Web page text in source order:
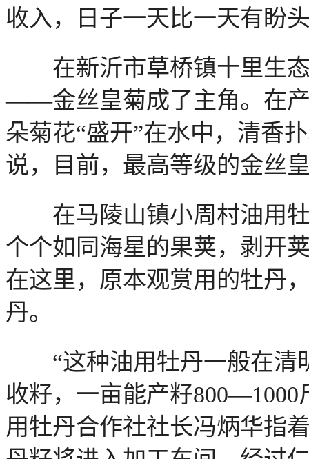
收入，日子一天比一天有盼
在新沂市草桥镇十里生态
——金丝皇菊成了主角。在
朵菊花“盛开”在水中，清香
说，目前，最高等级的金丝
在马陵山镇小周村油用牡
个个如同海星的果荚，剥开
在这里，原本观赏用的牡丹
丹。
“这种油用牡丹一般在清
收籽，一亩能产籽
用牡丹合作社社长冯炳华指